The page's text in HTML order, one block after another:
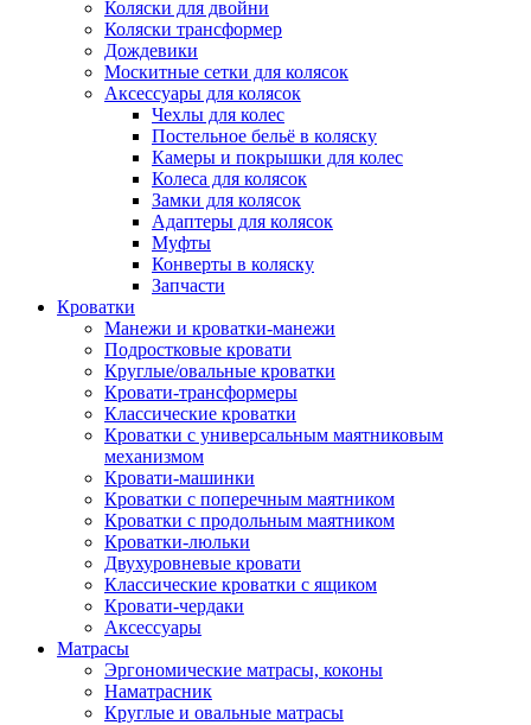
Коляски для двойни
Коляски трансформер
Дождевики
Москитные сетки для колясок
Аксессуары для колясок
Чехлы для колес
Постельное бельё в коляску
Камеры и покрышки для колес
Колеса для колясок
Замки для колясок
Адаптеры для колясок
Муфты
Конверты в коляску
Запчасти
Кроватки
Манежи и кроватки-манежи
Подростковые кровати
Круглые/овальные кроватки
Кровати-трансформеры
Классические кроватки
Кроватки с универсальным маятниковым
механизмом
Кровати-машинки
Кроватки с поперечным маятником
Кроватки с продольным маятником
Кроватки-люльки
Двухуровневые кровати
Классические кроватки с ящиком
Кровати-чердаки
Аксессуары
Матрасы
Эргономические матрасы, коконы
Наматрасник
Круглые и овальные матрасы